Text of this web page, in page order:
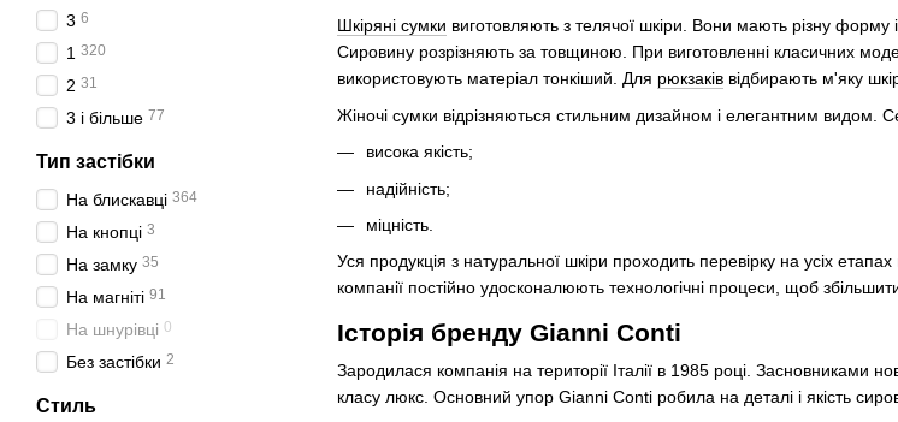
Шкіряні сумки виготовляють з телячої шкіри. Вони мають різну форму
Сировину розрізняють за товщиною. При виготовленні класичних
використовують матеріал тонкіший. Для рюкзаків відбирають м'яку
Жіночі сумки відрізняються стильним дизайном і елегантним видом.
висока якість;
надійність;
міцність.
Уся продукція з натуральної шкіри проходить перевірку на усіх
компанії постійно удосконалюють технологічні процеси, щоб збільшити
Історія бренду Gianni Conti
Зародилася компанія на території Італії в 1985 році. Засновниками
класу люкс. Основний упор Gianni Conti робила на деталі і якість
3 6
1 320
2 31
3 і більше 77
Тип застібки
На блискавці 364
На кнопці 3
На замку 35
На магніті 91
На шнурівці 0
Без застібки 2
Стиль